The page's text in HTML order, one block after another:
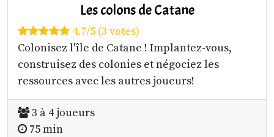
Les colons de Catane
4.7/5 (3 votes)
Colonisez l'île de Catane ! Implantez-vous,
construisez des colonies et négociez les
ressources avec les autres joueurs!
3 à 4 joueurs
75 min